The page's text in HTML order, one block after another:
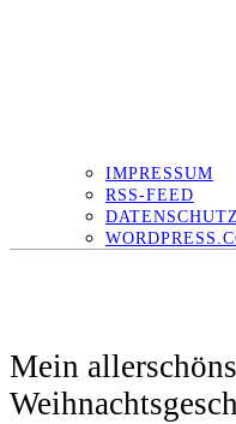
IMPRESSUM
RSS-FEED
DATENSCHUTZ
Mein